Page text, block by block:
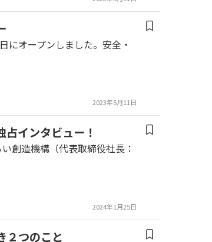
にオープンしました。安全・
2023年5月11日
インタビュー！
創造機構（代表取締役社長：
2024年1月25日
２つのこと